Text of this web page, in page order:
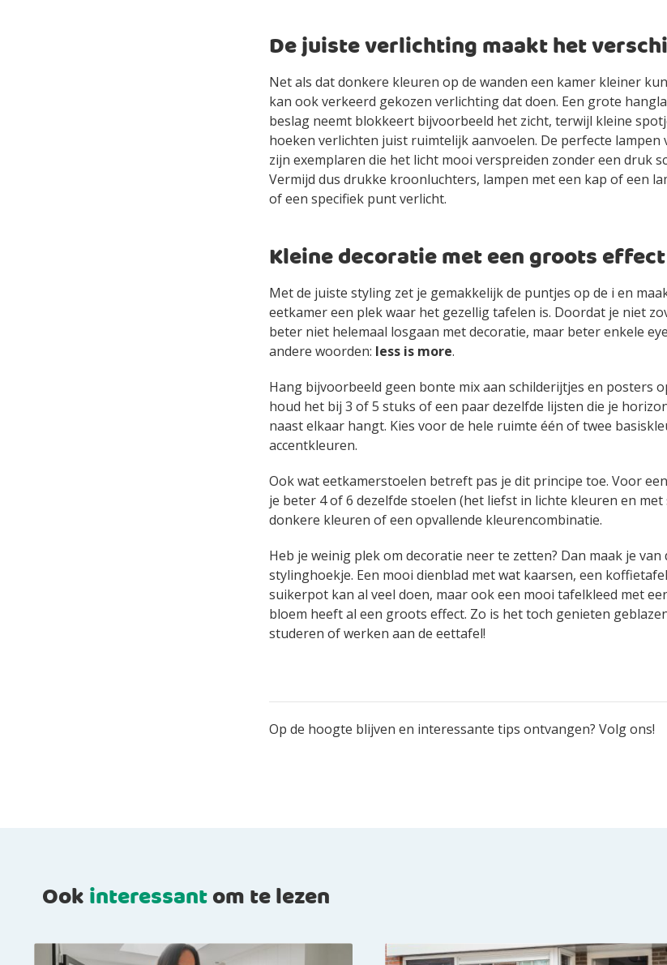
De juiste verlichting maakt het
Net als dat donkere kleuren op de wanden een kamer kleiner
kan ook verkeerd gekozen verlichting dat doen. Een grote
beslag neemt blokkeert bijvoorbeeld het zicht, terwijl kleine
hoeken verlichten juist ruimtelijk aanvoelen. De perfecte lampen
zijn exemplaren die het licht mooi verspreiden zonder een druk
Vermijd dus drukke kroonluchters, lampen met een kap of een
of een specifiek punt verlicht.
Kleine decoratie met een groots effect
Met de juiste styling zet je gemakkelijk de puntjes op de i en
eetkamer een plek waar het gezellig tafelen is. Doordat je niet
beter niet helemaal losgaan met decoratie, maar beter enkele
andere woorden: less is more.
Hang bijvoorbeeld geen bonte mix aan schilderijtjes en posters
houd het bij 3 of 5 stuks of een paar dezelfde lijsten die je
naast elkaar hangt. Kies voor de hele ruimte één of twee
accentkleuren.
Ook wat eetkamerstoelen betreft pas je dit principe toe. Voor
je beter 4 of 6 dezelfde stoelen (het liefst in lichte kleuren en
donkere kleuren of een opvallende kleurencombinatie.
Heb je weinig plek om decoratie neer te zetten? Dan maak je
stylinghoekje. Een mooi dienblad met wat kaarsen, een
suikerpot kan al veel doen, maar ook een mooi tafelkleed met
bloem heeft al een groots effect. Zo is het toch genieten
studeren of werken aan de eettafel!
Op de hoogte blijven en interessante tips ontvangen? Volg ons!
Ookinteressantom te lezen